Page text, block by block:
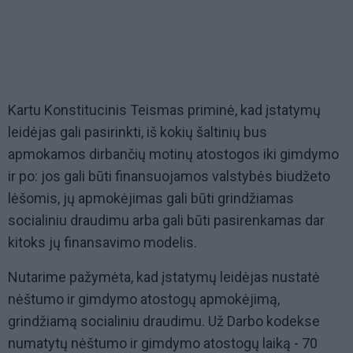
Kartu Konstitucinis Teismas priminė, kad įstatymų
leidėjas gali pasirinkti, iš kokių šaltinių bus
apmokamos dirbančių motinų atostogos iki gimdymo
ir po: jos gali būti finansuojamos valstybės biudžeto
lėšomis, jų apmokėjimas gali būti grindžiamas
socialiniu draudimu arba gali būti pasirenkamas dar
kitoks jų finansavimo modelis.
Nutarime pažymėta, kad įstatymų leidėjas nustatė
nėštumo ir gimdymo atostogų apmokėjimą,
grindžiamą socialiniu draudimu. Už Darbo kodekse
numatytų nėštumo ir gimdymo atostogų laiką - 70